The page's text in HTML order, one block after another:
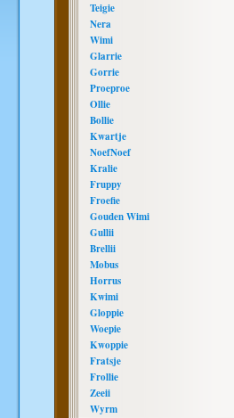
Teigie
Nera
Wimi
Glarrie
Gorrie
Proeproe
Ollie
Bollie
Kwartje
NoefNoef
Kralie
Fruppy
Froefie
Gouden Wimi
Gullii
Brellii
Mobus
Horrus
Kwimi
Gloppie
Woepie
Kwoppie
Fratsje
Frollie
Zeeii
Wyrm